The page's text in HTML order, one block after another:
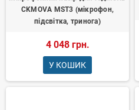
CKMOVA MST3 (мікрофон,
підсвітка, тринога)
4 048 грн.
У КОШИК